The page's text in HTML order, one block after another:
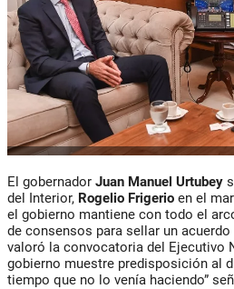
El gobernador Juan Manuel Urtubey
del Interior, Rogelio Frigerio en el
el gobierno mantiene con todo el
de consensos para sellar un
valoró la convocatoria del Ejecutivo
gobierno muestre predisposición al
tiempo que no lo venía haciendo”